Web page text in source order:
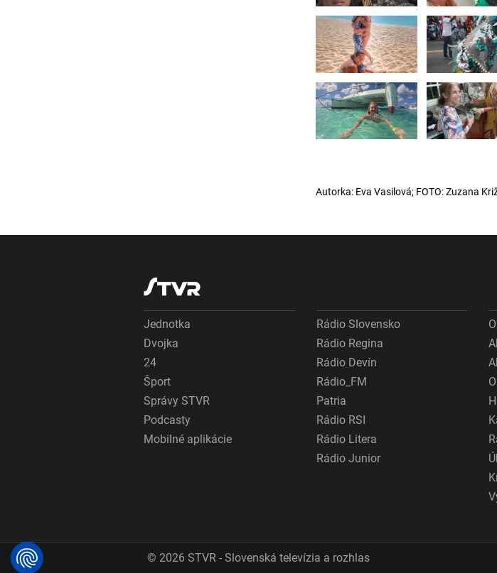
Autorka: Eva Vasilová; FOTO: Zuzana
Jednotka
Dvojka
24
Šport
Správy STVR
Podcasty
Mobilné aplikácie
Rádio Slovensko
Rádio Regina
Rádio Devín
Rádio_FM
Patria
Rádio RSI
Rádio Litera
Rádio Junior
© 2026 STVR - Slovenská televízia a rozhlas